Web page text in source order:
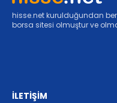
hisse.net kurulduğundan
borsa sitesi olmuştur ve
İLETİŞİM